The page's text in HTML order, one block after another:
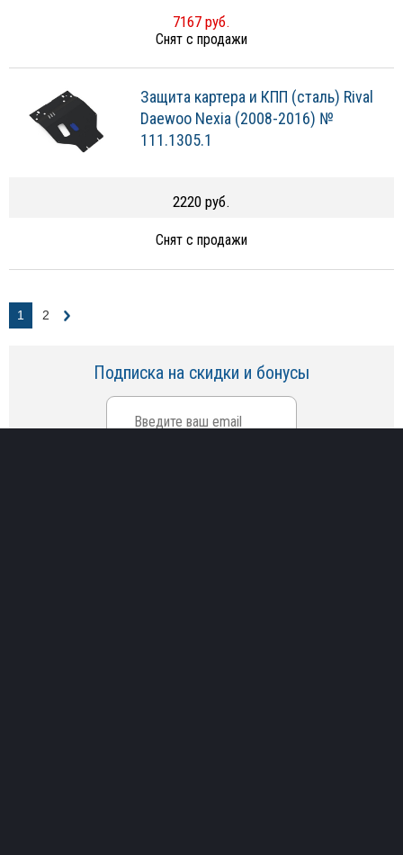
7167 руб.
Снят с продажи
Защита картера и КПП (сталь) Rival
Daewoo Nexia (2008-2016) №
111.1305.1
2220 руб.
Снят с продажи
1 2
Подписка на скидки и бонусы